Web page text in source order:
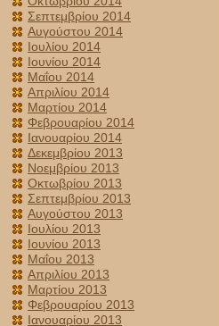
Σεπτεμβρίου 2014
Αυγούστου 2014
Ιουλίου 2014
Ιουνίου 2014
Μαΐου 2014
Απριλίου 2014
Μαρτίου 2014
Φεβρουαρίου 2014
Ιανουαρίου 2014
Δεκεμβρίου 2013
Νοεμβρίου 2013
Οκτωβρίου 2013
Σεπτεμβρίου 2013
Αυγούστου 2013
Ιουλίου 2013
Ιουνίου 2013
Μαΐου 2013
Απριλίου 2013
Μαρτίου 2013
Φεβρουαρίου 2013
Ιανουαρίου 2013